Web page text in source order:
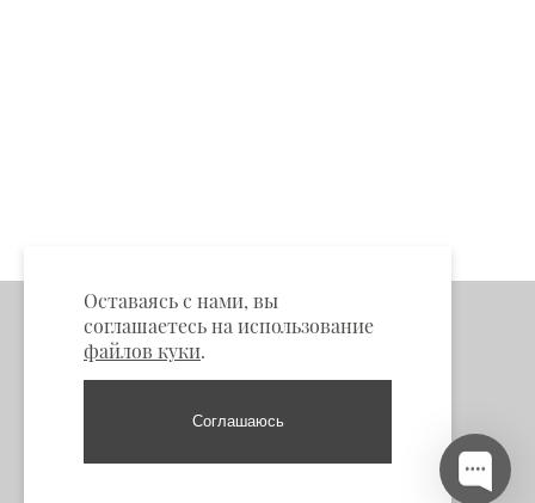
Оставаясь с нами, вы
соглашаетесь на использование
файлов куки.
Соглашаюсь